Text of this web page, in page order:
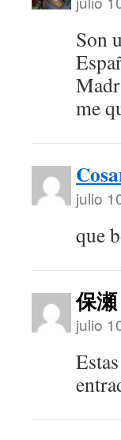
Son
me
julio
que
保瀬
julio